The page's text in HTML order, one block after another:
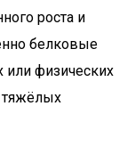
роста и
белковые
физических
тяжёлых